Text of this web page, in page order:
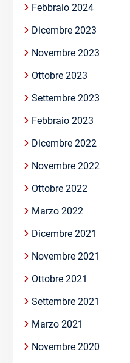
Febbraio 2024
Dicembre 2023
Novembre 2023
Ottobre 2023
Settembre 2023
Febbraio 2023
Dicembre 2022
Novembre 2022
Ottobre 2022
Marzo 2022
Dicembre 2021
Novembre 2021
Ottobre 2021
Settembre 2021
Marzo 2021
Novembre 2020